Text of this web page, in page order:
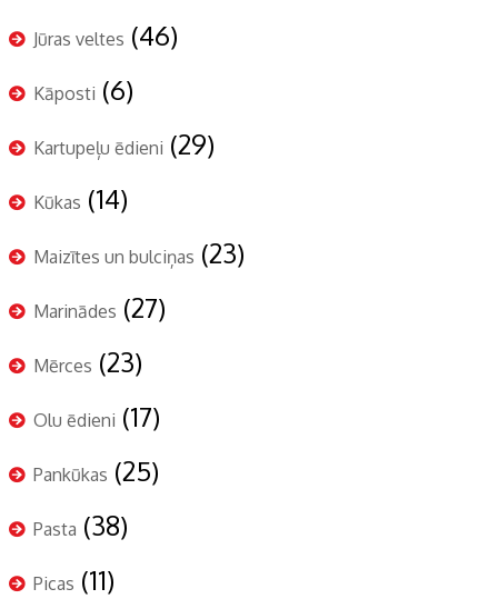
Jūras veltes (46)
Kāposti (6)
Kartupeļu ēdieni (29)
Kūkas (14)
Maizītes un bulciņas (23)
Marinādes (27)
Mērces (23)
Olu ēdieni (17)
Pankūkas (25)
Pasta (38)
Picas (11)